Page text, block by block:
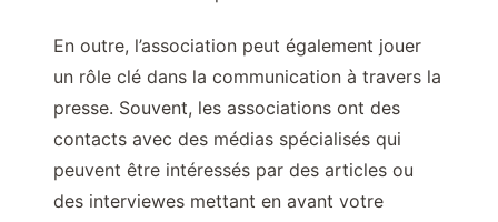
En outre, l’association peut également jouer
un rôle clé dans la communication à travers la
presse. Souvent, les associations ont des
contacts avec des médias spécialisés qui
peuvent être intéressés par des articles ou
des interviewes mettant en avant votre